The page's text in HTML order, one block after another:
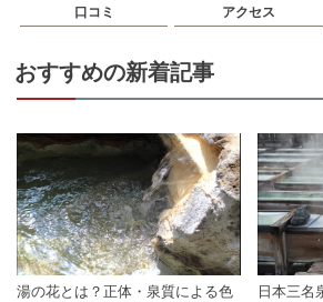
口コミ アクセス
おすすめの新着記事
湯の花とは？正体・泉質による色
日本三名